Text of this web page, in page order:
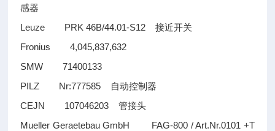
感器
Leuze PRK 46B/44.01-S12接近开关
Fronius 4,045,837,632
SMW 71400133
PILZ Nr:777585
自动控制器
CEJN 107046203管接头
Mueller Geraetebau GmbH FAG-800 / Art.Nr.0101 +T